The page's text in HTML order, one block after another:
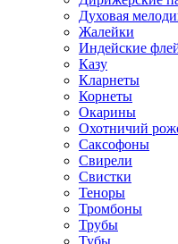
Духовая
Жалейки
Индейские
Казу
Кларнеты
Корнеты
Окарины
Охотничий
Саксофоны
Свирели
Свистки
Теноры
Тромбоны
Трубы
Тубы